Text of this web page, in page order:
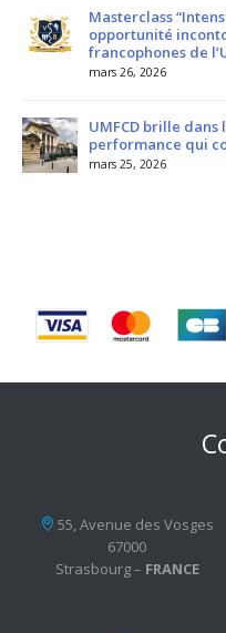
Masterclass
opportunité
francophones de
mars 26, 2026
UMFCD brille dans
performance qui
mars 25, 2026
55, Avenue des Vosges
67000
Strasbourg – FRANCE